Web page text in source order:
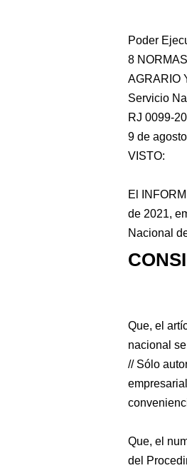
Poder
8
AGRARIO
Servicio
RJ 0099-
9 de
VISTO:
El
de 2021,
Nacional
Que, el
nacional
// Sólo
Que, el
del